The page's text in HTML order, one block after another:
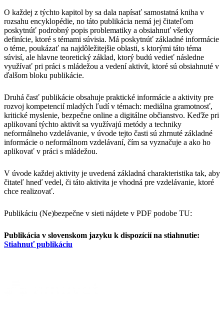
O každej z týchto kapitol by sa dala napísať samostatná kniha v
rozsahu encyklopédie, no táto publikácia nemá jej čitateľom
poskytnúť podrobný popis problematiky a obsiahnuť všetky
definície, ktoré s témami súvisia. Má poskytnúť základné informácie
o téme, poukázať na najdôležitejšie oblasti, s ktorými táto téma
súvisí, ale hlavne teoretický základ, ktorý budú vedieť následne
využívať pri práci s mládežou a vedení aktivít, ktoré sú obsiahnuté v
ďalšom bloku publikácie.
Druhá časť publikácie obsahuje praktické informácie a aktivity pre
rozvoj kompetencií mladých ľudí v témach: mediálna gramotnosť,
kritické myslenie, bezpečne online a digitálne občianstvo. Keďže pri
aplikovaní týchto aktivít sa využívajú metódy a techniky
neformálneho vzdelávanie, v úvode tejto časti sú zhrnuté základné
informácie o neformálnom vzdelávaní, čím sa vyznačuje a ako ho
aplikovať v práci s mládežou.
V úvode každej aktivity je uvedená základná charakteristika tak, aby
čitateľ hneď vedel, či táto aktivita je vhodná pre vzdelávanie, ktoré
chce realizovať.
Publikáciu (Ne)bezpečne v sieti nájdete v PDF podobe TU:
Publikácia v slovenskom jazyku k dispozícií na stiahnutie:
Stiahnuť publikáciu